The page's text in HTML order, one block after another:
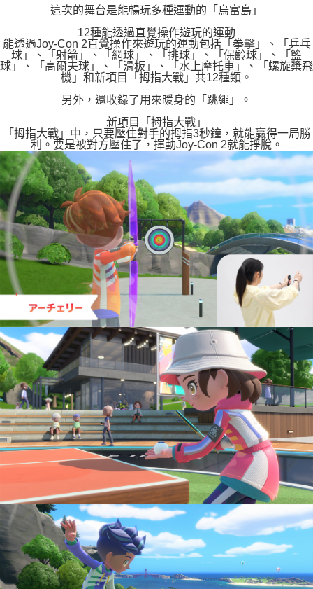
這次的舞台是能暢玩多種運動的「烏富島」
12種能透過直覺操作遊玩的運動
能透過Joy-Con 2直覺操作來遊玩的運動包括「拳擊」、「乒乓
球」、「射箭」、「網球」、「排球」、「保齡球」、「籃
球」、「高爾夫球」、「滑板」、「水上摩托車」、「螺旋槳飛
機」和新項目「拇指大戰」共12種類。
另外，還收錄了用來暖身的「跳繩」。
新項目「拇指大戰」
「拇指大戰」中，只要壓住對手的拇指3秒鐘，就能贏得一局勝
利。要是被對方壓住了，揮動Joy-Con 2就能掙脫。